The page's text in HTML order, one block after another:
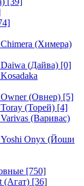
(Химера)
(Дайва) [0]
(Овнер) [5]
(Торей) [4]
(Варивас)
Onyx (Йоши
[750]
(Агат) [36]